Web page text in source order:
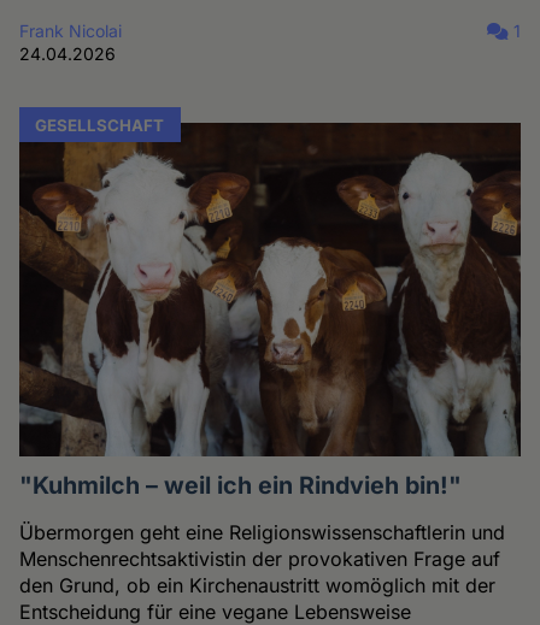
Frank Nicolai
24.04.2026
1
GESELLSCHAFT
"Kuhmilch – weil ich ein Rindvieh bin!"
Übermorgen geht eine Religionswissenschaftlerin und
Menschenrechtsaktivistin der provokativen Frage auf
den Grund, ob ein Kirchenaustritt womöglich mit der
Entscheidung für eine vegane Lebensweise